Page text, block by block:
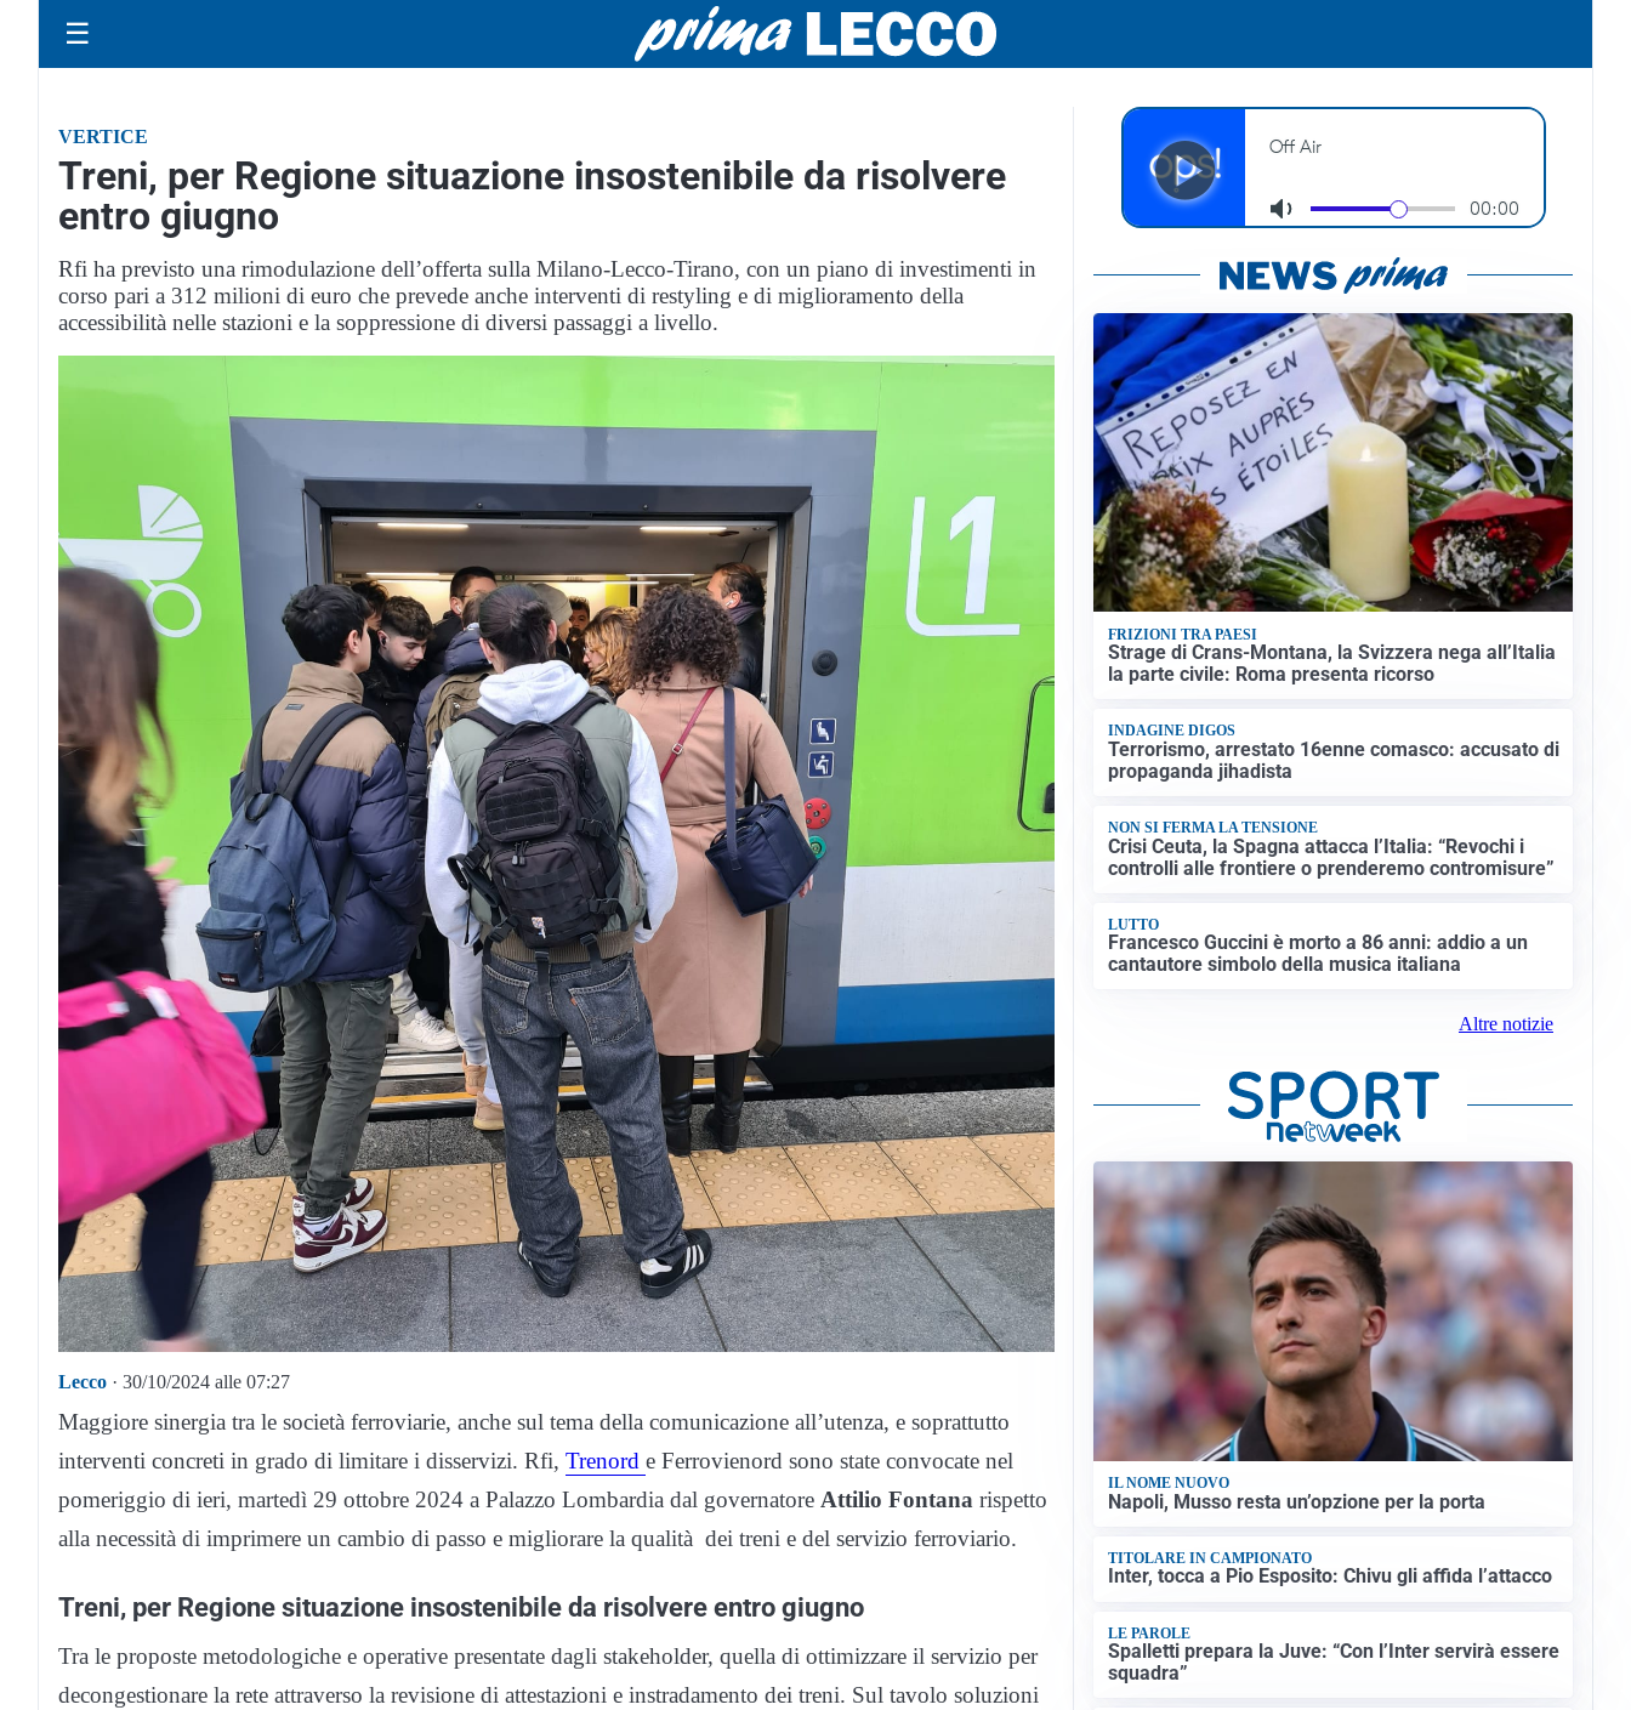
☰
VERTICE
Treni, per Regione situazione insostenibile da risolvere
entro giugno
Rfi ha previsto una rimodulazione dell’offerta sulla Milano-Lecco-Tirano, con un piano di investimenti in
corso pari a 312 milioni di euro che prevede anche interventi di restyling e di miglioramento della
accessibilità nelle stazioni e la soppressione di diversi passaggi a livello.
Lecco · 30/10/2024 alle 07:27
Maggiore sinergia tra le società ferroviarie, anche sul tema della comunicazione all’utenza, e soprattutto
interventi concreti in grado di limitare i disservizi. Rfi, Trenord e Ferrovienord sono state convocate nel
pomeriggio di ieri, martedì 29 ottobre 2024 a Palazzo Lombardia dal governatore Attilio Fontana rispetto
alla necessità di imprimere un cambio di passo e migliorare la qualità dei treni e del servizio ferroviario.
Treni, per Regione situazione insostenibile da risolvere entro giugno
Tra le proposte metodologiche e operative presentate dagli stakeholder, quella di ottimizzare il servizio per
decongestionare la rete attraverso la revisione di attestazioni e instradamento dei treni. Sul tavolo soluzioni
FRIZIONI TRA PAESI
Strage di Crans-Montana, la Svizzera nega all’Italia
la parte civile: Roma presenta ricorso
INDAGINE DIGOS
Terrorismo, arrestato 16enne comasco: accusato di
propaganda jihadista
NON SI FERMA LA TENSIONE
Crisi Ceuta, la Spagna attacca l’Italia: “Revochi i
controlli alle frontiere o prenderemo contromisure”
LUTTO
Francesco Guccini è morto a 86 anni: addio a un
cantautore simbolo della musica italiana
Altre notizie
IL NOME NUOVO
Napoli, Musso resta un’opzione per la porta
TITOLARE IN CAMPIONATO
Inter, tocca a Pio Esposito: Chivu gli affida l’attacco
LE PAROLE
Spalletti prepara la Juve: “Con l’Inter servirà essere
squadra”